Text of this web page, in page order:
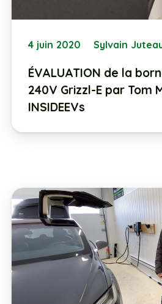
4 juin 2020 Sylvain
ÉVALUATION de la
240V Grizzl-E par Tom
INSIDEEVs